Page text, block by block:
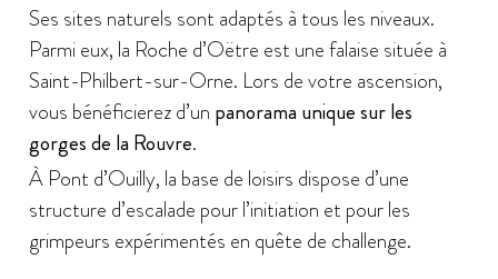
Ses sites naturels sont adaptés à tous les niveaux.
Parmi eux, la Roche d’Oëtre est une falaise située à
Saint-Philbert-sur-Orne. Lors de votre ascension,
vous bénéficierez d’un panorama unique sur les
gorges de la Rouvre.
À Pont d’Ouilly, la base de loisirs dispose d’une
structure d’escalade pour l’initiation et pour les
grimpeurs expérimentés en quête de challenge.